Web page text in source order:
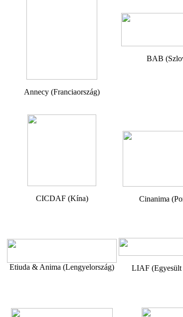
Annecy (Franciaország)
BAB
CICDAF (Kína) Cinanima
Etiuda & Anima (Lengyelország) LIAF (Egyesült